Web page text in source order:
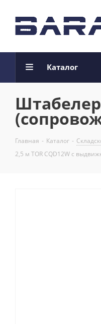
Каталог
Главная - Каталог -
2,5 м TOR CQD12W с